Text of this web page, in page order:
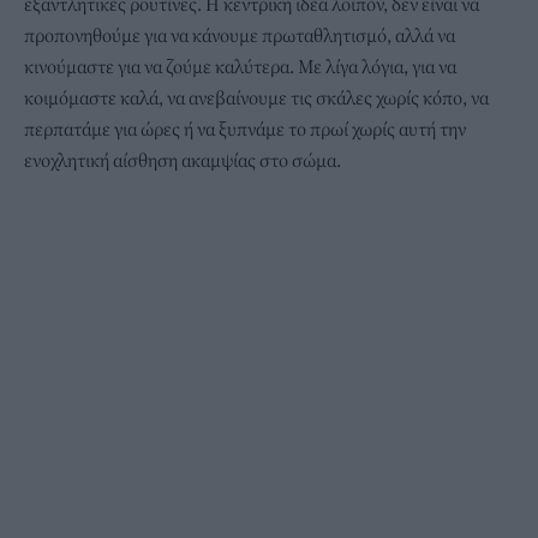
προπονηθούμε για να κάνουμε πρωταθλητισμό, αλλά να
κινούμαστε για να ζούμε καλύτερα. Με λίγα λόγια, για να
κοιμόμαστε καλά, να ανεβαίνουμε τις σκάλες χωρίς κόπο, να
περπατάμε για ώρες ή να ξυπνάμε το πρωί χωρίς αυτή την
ενοχλητική αίσθηση ακαμψίας στο σώμα.